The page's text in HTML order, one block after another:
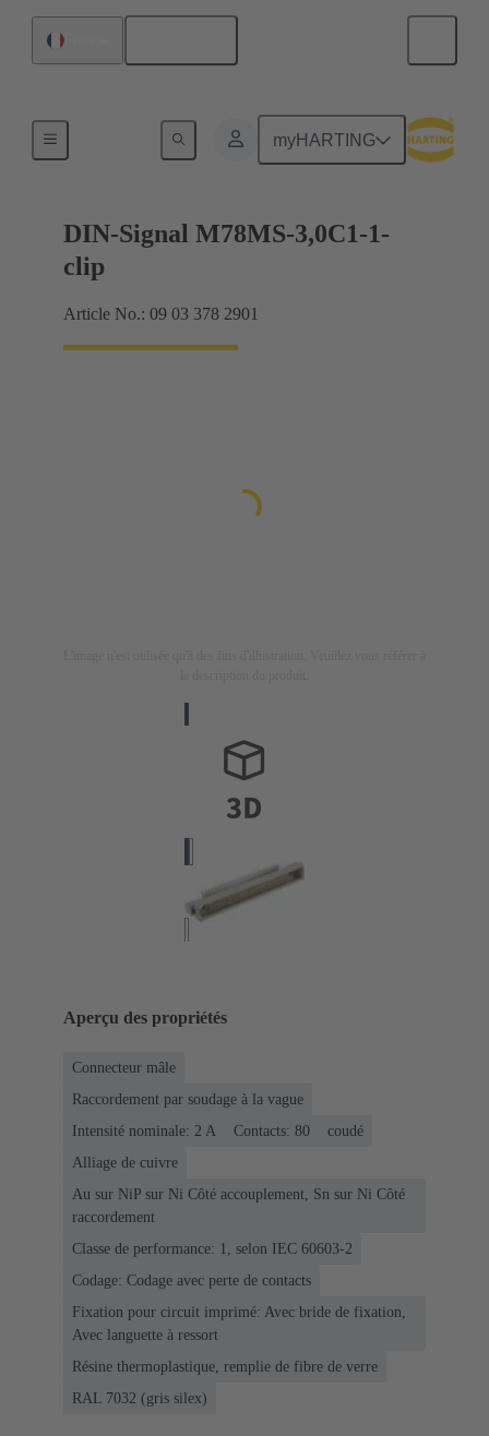
myHARTING
Raccordement carte mère à carte fille
DIN-Signal M78MS-3,0C1-1-
clip
Article No.: 09 03 378 2901
Aperçu des propriétés
Connecteur mâle
Raccordement par soudage à la vague
Intensité nominale: ‌2 A
Contacts: 80
coudé
Alliage de cuivre
Au sur NiP sur Ni Côté accouplement, Sn sur Ni Côté
raccordement
Classe de performance: 1, selon IEC 60603-2
Codage: Codage avec perte de contacts
Fixation pour circuit imprimé: Avec bride de fixation,
Avec languette à ressort
Résine thermoplastique, remplie de fibre de verre
RAL 7032 (gris silex)